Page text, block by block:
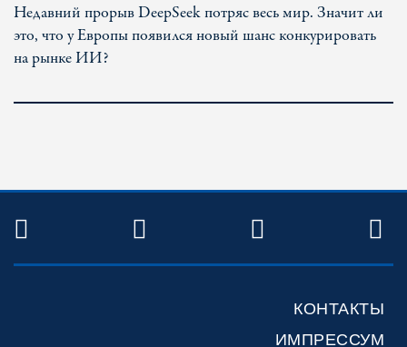
Недавний прорыв DeepSeek потряс весь мир. Значит ли
это, что у Европы появился новый шанс конкурировать
на рынке ИИ?
TWITTER FACEBOOKYOUTUBE
КОНТАКТЫ
ИМПРЕССУМ